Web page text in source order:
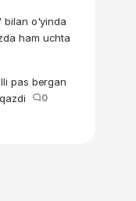
bilan o'yinda
ham uchta
pas bergan
0